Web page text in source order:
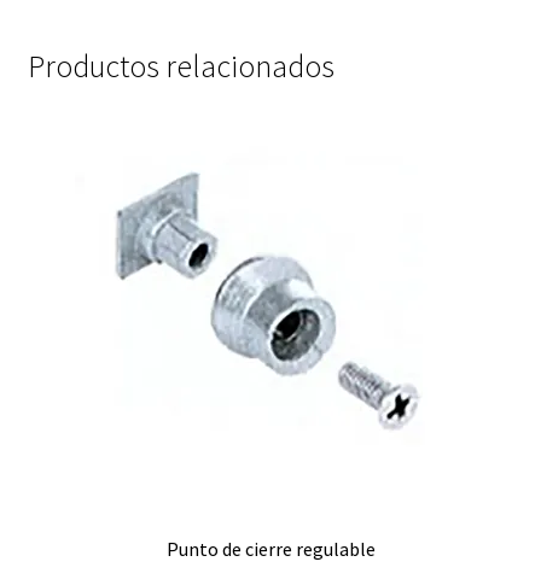
Productos relacionados
Punto de cierre regulable